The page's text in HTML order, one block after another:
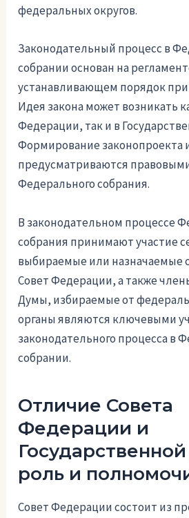
федеральных округов.
Законодательный процесс в
собрании основан на
устанавливающем порядок
Идея закона может возникать
Федерации, так и в
Формирование законопроекта
предусматриваются
Федерального собрания.
В законодательном процессе
собрания принимают участие
выбираемые или назначаемые
Совет Федерации, а также
Думы, избираемые от
органы являются ключевыми
законодательного процесса в
собрании.
Отличие Совета
Федерации и
роль и
Совет Федерации состоит из